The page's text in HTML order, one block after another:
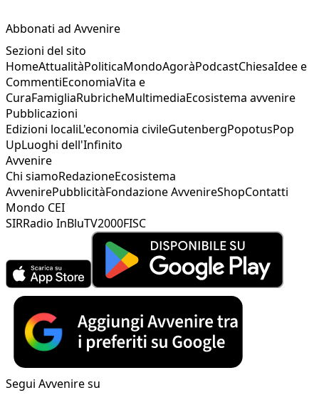
Abbonati ad Avvenire
Sezioni del sito
HomeAttualitàPoliticaMondoAgoràPodcastChiesaIdee e
CommentiEconomiaVita e
CuraFamigliaRubricheMultimediaEcosistema avvenire
Pubblicazioni
Edizioni localiL'economia civileGutenbergPopotusPop
UpLuoghi dell'Infinito
Avvenire
Chi siamoRedazioneEcosistema
AvvenirePubblicitàFondazione AvvenireShopContatti
Mondo CEI
SIRRadio InBluTV2000FISC
Segui Avvenire su